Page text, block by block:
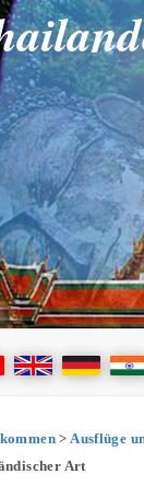
>Ausflüge
Art